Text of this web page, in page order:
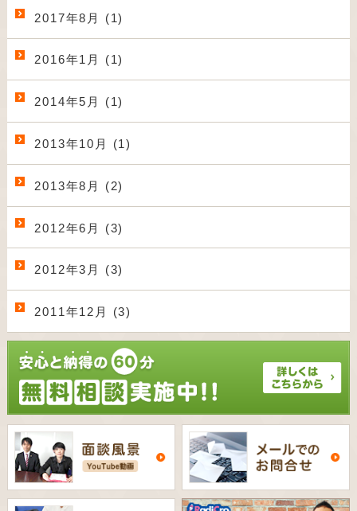
2017年8月 (1)
2016年1月 (1)
2014年5月 (1)
2013年10月 (1)
2013年8月 (2)
2012年6月 (3)
2012年3月 (3)
2011年12月 (3)